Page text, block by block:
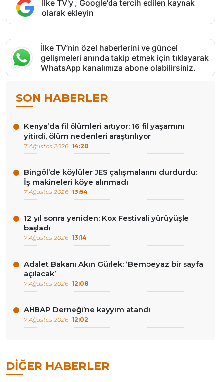
İlke TV'yi, Google'da tercih edilen kaynak
olarak ekleyin
İlke TV’nin özel haberlerini ve güncel
gelişmeleri anında takip etmek için tıklayarak
WhatsApp kanalımıza abone olabilirsiniz.
SON HABERLER
Kenya’da fil ölümleri artıyor: 16 fil yaşamını
yitirdi, ölüm nedenleri araştırılıyor
7 Ağustos 2026 14:20
Bingöl’de köylüler JES çalışmalarını durdurdu:
İş makineleri köye alınmadı
7 Ağustos 2026 13:54
12 yıl sonra yeniden: Kox Festivali yürüyüşle
başladı
7 Ağustos 2026 13:14
Adalet Bakanı Akın Gürlek: ‘Bembeyaz bir sayfa
açılacak’
7 Ağustos 2026 12:08
AHBAP Derneği’ne kayyım atandı
7 Ağustos 2026 12:02
DIĞER HABERLER